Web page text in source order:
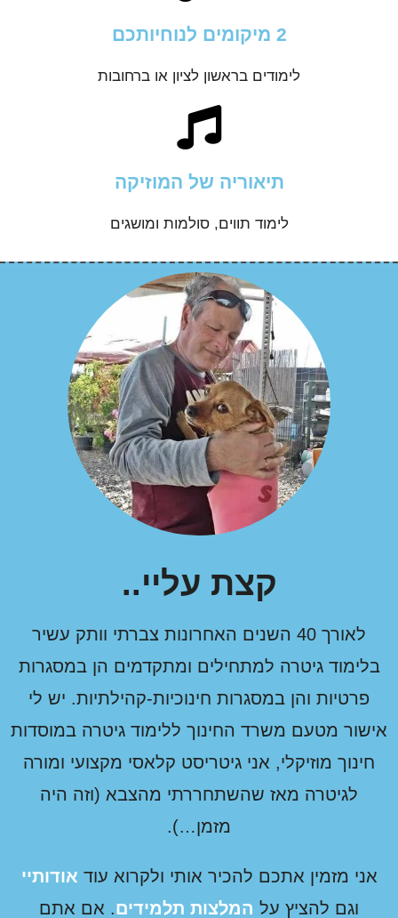
לימודים בראשון לציון או ברחובות
תיאוריה של המוזיקה
לימוד תווים, סולמות ומושגים
קצת עליי..
לאורך 40 השנים האחרונות צברתי וותק עשיר
בלימוד גיטרה למתחילים ומתקדמים הן במסגרות
פרטיות והן במסגרות חינוכיות-קהילתיות. יש לי
מטעם משרד החינוך ללימוד גיטרה במוסדות
חינוך מוזיקלי, אני גיטריסט קלאסי מקצועי ומורה
לגיטרה מאז שהשתחררתי מהצבא (וזה היה
מזמן…).
אני מזמין אתכם להכיר אותי ולקרוא עודאודותיי
וגם להציץ עלהמלצות תלמידים. אם אתם